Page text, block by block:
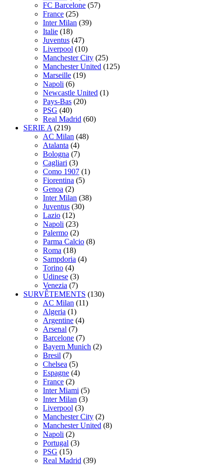
FC Barcelone (57)
France (25)
Inter Milan (39)
Italie (18)
Juventus (47)
Liverpool (10)
Manchester City (25)
Manchester United (125)
Marseille (19)
Napoli (6)
Newcastle United (1)
Pays-Bas (20)
PSG (40)
Real Madrid (60)
SERIE A (219)
AC Milan (48)
Atalanta (4)
Bologna (7)
Cagliari (3)
Como 1907 (1)
Fiorentina (5)
Genoa (2)
Inter Milan (38)
Juventus (30)
Lazio (12)
Napoli (23)
Palermo (2)
Parma Calcio (8)
Roma (18)
Sampdoria (4)
Torino (4)
Udinese (3)
Venezia (7)
SURVÊTEMENTS (130)
AC Milan (11)
Algeria (1)
Argentine (4)
Arsenal (7)
Barcelone (7)
Bayern Munich (2)
Bresil (7)
Chelsea (5)
Espagne (4)
France (2)
Inter Miami (5)
Inter Milan (3)
Liverpool (3)
Manchester City (2)
Manchester United (8)
Napoli (2)
Portugal (3)
PSG (15)
Real Madrid (39)